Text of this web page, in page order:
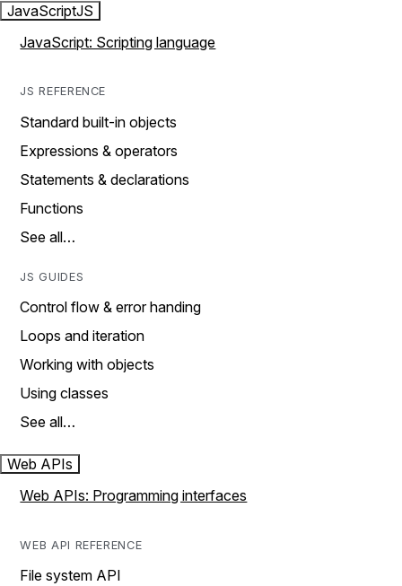
JavaScriptJS
JavaScript: Scripting language
JS REFERENCE
Standard built-in objects
Expressions & operators
Statements & declarations
Functions
See all…
JS GUIDES
Control flow & error handing
Loops and iteration
Working with objects
Using classes
See all…
Web APIs
Web APIs: Programming interfaces
WEB API REFERENCE
File system API